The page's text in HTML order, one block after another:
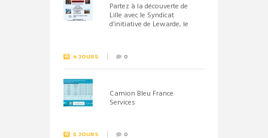
Partez à la découverte de
Lille avec le Syndicat
d’initiative de Lewarde, le
4 JOURS 0
Camion Bleu France
Services
5 JOURS 0